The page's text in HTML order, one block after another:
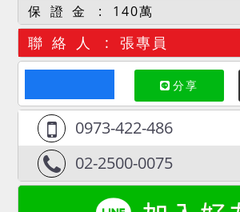
保 證 金
140萬
聯 絡 人 張專員
分享
0973-422-486
02-2500-0075